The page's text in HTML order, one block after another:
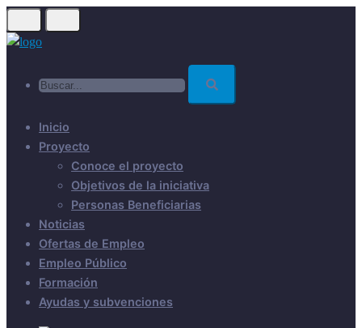
Skip
to
Inicio
Proyecto
Conoce el proyecto
Objetivos de la iniciativa
Personas Beneficiarias
Noticias
Ofertas de Empleo
Empleo Público
Formación
Ayudas y subvenciones